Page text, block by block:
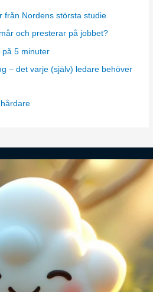
från Nordens största studie
och presterar på jobbet?
på 5 minuter
– det varje (själv) ledare behöver